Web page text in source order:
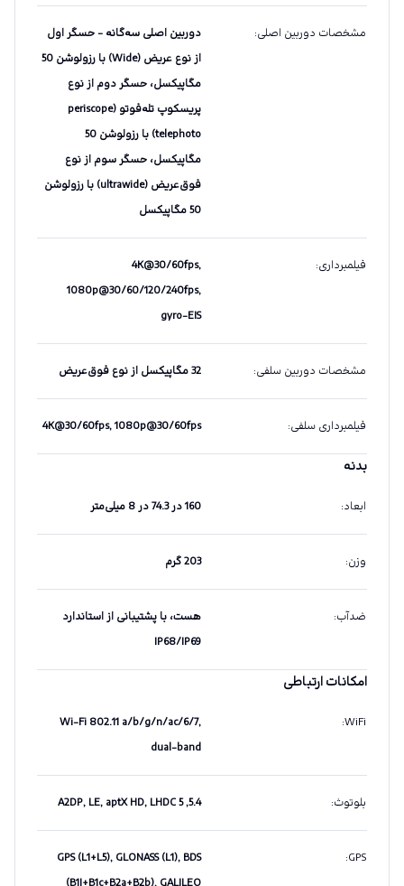
مشخصات دوربین اصلی:
دوربین اصلی سه‌گانه - حسگر اول
از نوع عریض (Wide) با رزولوشن 50
مگاپیکسل، حسگر دوم از نوع
پریسکوپ تله‌فوتو (periscope
telephoto) با رزولوشن 50
مگاپیکسل، حسگر سوم از نوع
فوق‌عریض (ultrawide) با رزولوشن
50 مگاپیکسل
فیلمبرداری:
4K@30/60fps,
1080p@30/60/120/240fps,
gyro-EIS
مشخصات دوربین سلفی: 32 مگاپیکسل از نوع فوق‌عریض
فیلمبرداری سلفی:
4K@30/60fps, 1080p@30/60fps
بدنه
ابعاد: 160 در 74.3 در 8 میلی‌متر
وزن: 203 گرم
ضدآب:
هست، با پشتیبانی از استاندارد
IP68/IP69
امکانات ارتباطی
WiFi
:
Wi-Fi 802.11 a/b/g/n/ac/6/7,
dual-band
بلوتوث:
5.4, A2DP, LE, aptX HD, LHDC 5
GPS
:
GPS (L1+L5), GLONASS (L1), BDS